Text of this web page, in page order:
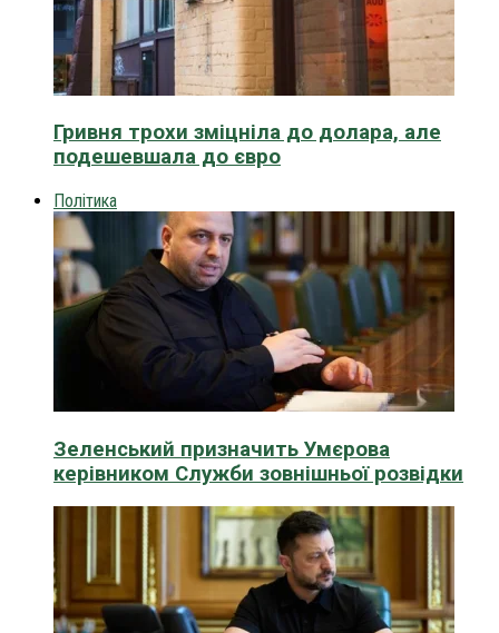
Гривня трохи зміцніла до долара, але
подешевшала до євро
Політика
Зеленський призначить Умєрова
керівником Служби зовнішньої розвідки